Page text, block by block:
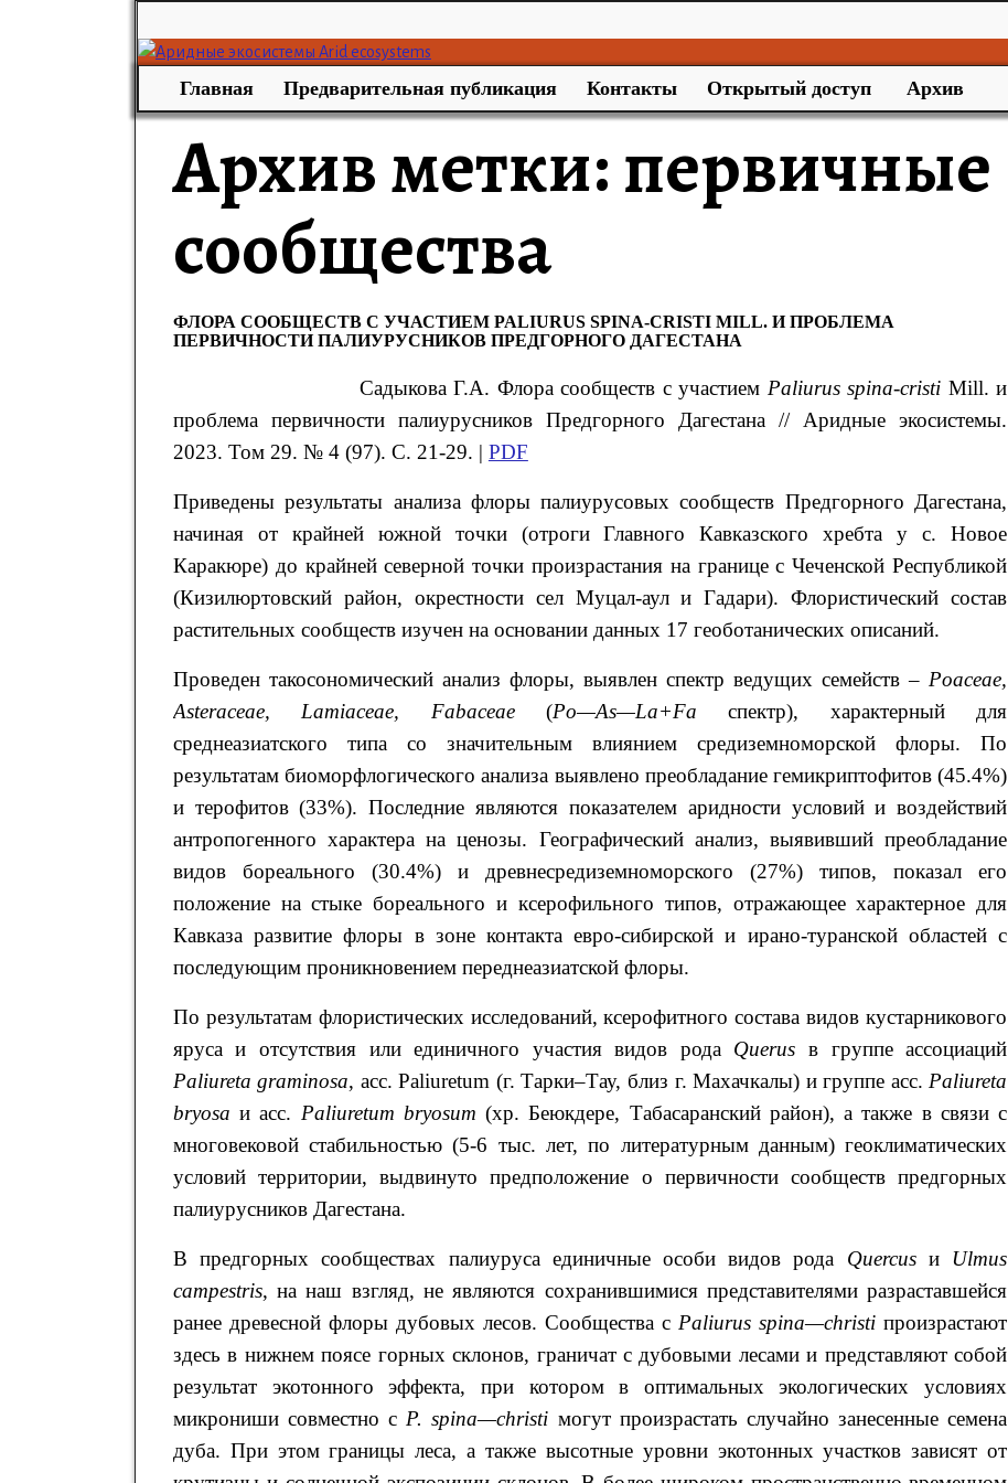
Главная Предварительная публикация Контакты Открытый доступ Архив
Архив метки:первичные
сообщества
ФЛОРА СООБЩЕСТВ С УЧАСТИЕМ PALIURUS SPINA-CRISTI MILL. И ПРОБЛЕМА
ПЕРВИЧНОСТИ ПАЛИУРУСНИКОВ ПРЕДГОРНОГО ДАГЕСТАНА
Садыкова Г.А. Флора сообществ с участием Paliurus spina-cristi Mill. и
проблема первичности палиурусников Предгорного Дагестана // Аридные экосистемы.
2023. Том 29. № 4 (97). С. 21-29. | PDF
Приведены результаты анализа флоры палиурусовых сообществ Предгорного Дагестана,
начиная от крайней южной точки (отроги Главного Кавказского хребта у с. Новое
Каракюре) до крайней северной точки произрастания на границе с Чеченской Республикой
(Кизилюртовский район, окрестности сел Муцал-аул и Гадари). Флористический состав
растительных сообществ изучен на основании данных 17 геоботанических описаний.
Проведен такосономический анализ флоры, выявлен спектр ведущих семейств –Poaceae,
Asteraceae, Lamiaceae, Fabaceae (Po—As—La+Fa спектр), характерный для
среднеазиатского типа cо значительным влиянием средиземноморской флоры. По
результатам биоморфлогического анализа выявлено преобладание гемикриптофитов (45.4%)
и терофитов (33%). Последние являются показателем аридности условий и воздействий
антропогенного характера на ценозы. Географический анализ, выявивший преобладание
видов бореального (30.4%) и древнесредиземноморского (27%) типов, показал его
положение на стыке бореального и ксерофильного типов, отражающее характерное для
Кавказа развитие флоры в зоне контакта евро-сибирской и ирано-туранской областей с
последующим проникновением переднеазиатской флоры.
По результатам флористических исследований, ксерофитного состава видов кустарникового
яруса и отсутствия или единичного участия видов рода Querus в группе ассоциаций
Paliureta graminosa, асс. Paliuretum (г. Тарки–Тау, близ г. Махачкалы) и группе асс.Paliureta
bryosa и асс. Paliuretum bryosum (хр. Беюкдере, Табасаранский район), а также в связи с
многовековой стабильностью (5-6 тыс. лет, по литературным данным) геоклиматических
условий территории, выдвинуто предположение о первичности сообществ предгорных
палиурусников Дагестана.
В предгорных сообществах палиуруса единичные особи видов рода Quercus и Ulmus
campestris, на наш взгляд, не являются сохранившимися представителями разраставшейся
ранее древесной флоры дубовых лесов. Сообщества сPaliurus spina—christi произрастают
здесь в нижнем поясе горных склонов, граничат с дубовыми лесами и представляют собой
результат экотонного эффекта, при котором в оптимальных экологических условиях
микрониши совместно сP.spina—christi могут произрастать случайно занесенные семена
дуба. При этом границы леса, а также высотные уровни экотонных участков зависят от